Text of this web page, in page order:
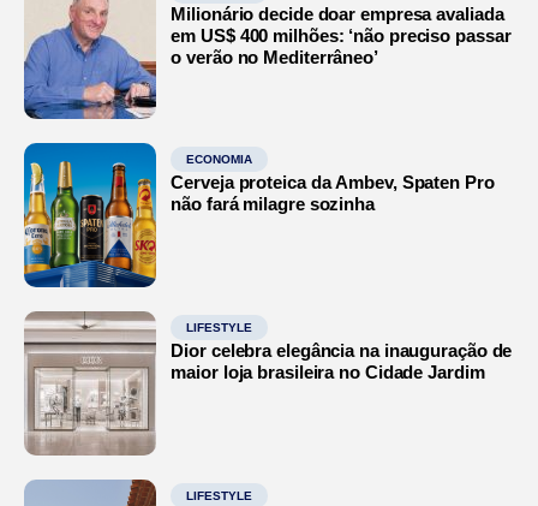
Milionário decide doar empresa avaliada
em US$ 400 milhões: ‘não preciso passar
o verão no Mediterrâneo’
ECONOMIA
Cerveja proteica da Ambev, Spaten Pro
não fará milagre sozinha
LIFESTYLE
Dior celebra elegância na inauguração de
maior loja brasileira no Cidade Jardim
LIFESTYLE